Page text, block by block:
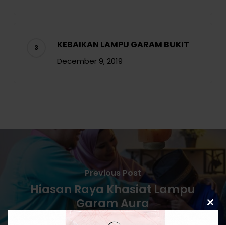
KEBAIKAN LAMPU GARAM BUKIT
December 9, 2019
Previous Post
Hiasan Raya Khasiat Lampu
Garam Aura